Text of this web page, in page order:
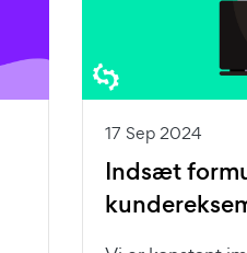
17 Sep 2024
Indsæt